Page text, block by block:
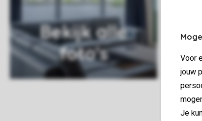
Voor
jouw
Je
Bekijk alle
foto's